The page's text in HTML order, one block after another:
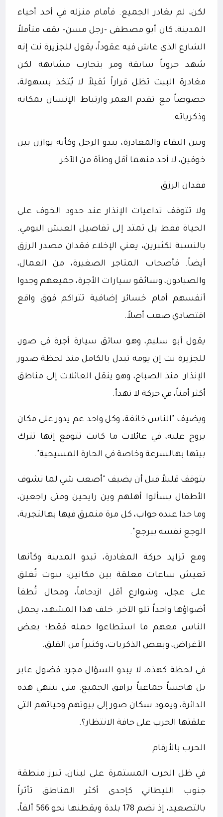
لكن، لم يغادر الجميع. فأمام منزله في أحد أحياء
المدينة، كان أبو مصطفى -رجل مسن- يقف متأملاً
الشارع الذي عاش فيه عقوداً، يقول للجزيرة نت إنه
شهد حروباً سابقة ومر بتجارب مشابهة لكن
مغادرة البيت تظل قراراً ثقيلاً لا يُتخذ بسهولة،
خصوصاً مع تقدم العمر وارتباط الإنسان بمكانه
وذكرياته.
وبين البقاء والمغادرة، يبدو الرجل وكأنه يوازن بين
خوفين، لا أحد منهما أقل وطأة من الآخر.
فقدان الرزق
ولا تتوقف تداعيات الإنذار عند حدود الخوف على
الحياة فقط بل تمتد إلى تفاصيل العيش اليومي.
بالنسبة لكثيرين، يعني الإخلاء فقدان مصدر الرزق
أيضاً. فأصحاب المتاجر الصغيرة، من العمال،
والصيادون، وسائقو سيارات الأجرة، جميعهم وجدوا
أنفسهم أمام خسائر إضافية تتراكم فوق واقع
اقتصادي صعب أصلاً.
يقول أبو سليم، وهو سائق سيارة أجرة في صور،
للجزيرة نت إن يومه تبدل بالكامل منذ لحظة صدور
الإنذار. منذ الصباح، وهو ينقل العائلات إلى مناطق
أكثر أمناً، في حركة لا تهدأ.
ويضيف "الناس خائفة، وكل واحد عم يدور على مكان
يروح عليه، في عائلات ما كانت تتوقع إنها تترك
بيتها بهالسرعة وخاصة في الحارة المسيحية".
يتوقف قليلاً قبل أن يضيف "أصعب شي لما تشوف
الأطفال يسألوا أهلهم وين رايحين ومتى راجعين،
وما حدا عنده جواب، كل مرة منمرق فيها بهالتجربة،
الوجع نفسه بيرجع".
ومع تزايد حركة المغادرة، تبدو المدينة وكأنها
تعيش ساعات معلقة بين مكانين: بيوت تُغلق
على عجل، وشوارع أقل ازدحاماً، ومحال تُطفأ
أضواؤها واحداً تلو الآخر. خلف هذا المشهد، يحمل
الناس معهم ما استطاعوا حمله فقط؛ بعض
الأغراض، وبعض الذكريات، وكثيراً من القلق.
في لحظة كهذه، لا يبدو السؤال مجرد فضول عابر
بل هاجساً جماعياً يرافق الجميع: متى تنتهي هذه
الدائرة، ويعود سكان صور إلى بيوتهم وحياتهم التي
علقتها الحرب على حافة الانتظار؟.
الحرب بالأرقام
في ظل الحرب المستمرة على لبنان، تبرز منطقة
جنوب الليطاني كإحدى أكثر المناطق تأثراً
بالتصعيد، إذ تضم 178 بلدة ويقطنها نحو 566 ألفاً،